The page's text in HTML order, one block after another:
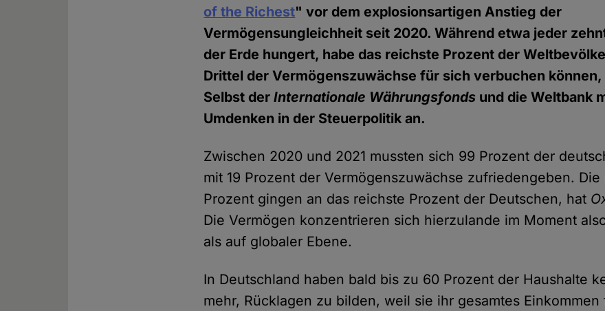
of the Richest" vor dem explosionsartigen Anstieg der
Vermögensungleichheit seit 2020. Während etwa jeder
der Erde hungert, habe das reichste Prozent der
Drittel der Vermögenszuwächse für sich verbuchen können,
Selbst derInternationale Währungsfonds und die Weltbank
Umdenken in der Steuerpolitik an.
Zwischen 2020 und 2021 mussten sich 99 Prozent der
mit 19 Prozent der Vermögenszuwächse zufriedengeben. Die
Prozent gingen an das reichste Prozent der Deutschen, hat
Die Vermögen konzentrieren sich hierzulande im Moment
als auf globaler Ebene.
In Deutschland haben bald bis zu 60 Prozent der Haushalte
mehr, Rücklagen zu bilden, weil sie ihr gesamtes Einkommen